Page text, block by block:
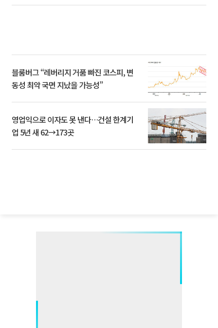
블룸버그 “레버리지 거품 빠진 코스피, 변
동성 최악 국면 지났을 가능성”
영업익으로 이자도 못 낸다…건설 한계기
업 5년 새 62→173곳